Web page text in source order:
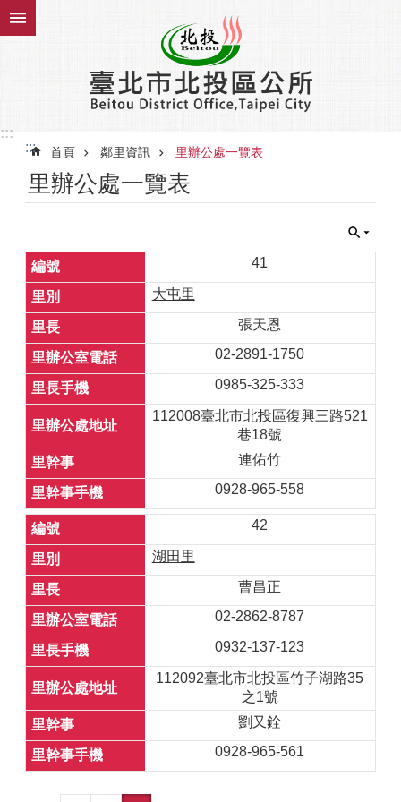
跳到主要內容區塊
:::
:::
首頁 鄰里資訊 里辦公處一覽表
里辦公處一覽表
41
大屯里
張天恩
02-2891-1750
0985-325-333
112008臺北市北投區復興三路521
巷18號
連佑竹
0928-965-558
42
湖田里
曹昌正
02-2862-8787
0932-137-123
112092臺北市北投區竹子湖路35
之1號
劉又銓
0928-965-561